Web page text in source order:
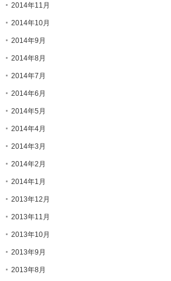
2014年11月
2014年10月
2014年9月
2014年8月
2014年7月
2014年6月
2014年5月
2014年4月
2014年3月
2014年2月
2014年1月
2013年12月
2013年11月
2013年10月
2013年9月
2013年8月